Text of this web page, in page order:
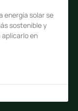
energía solar se
sostenible y
en